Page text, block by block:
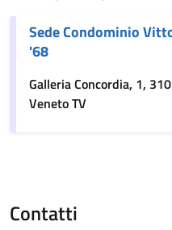
Sede Condominio
'68
Galleria Concordia, 1,
Veneto TV
Contatti